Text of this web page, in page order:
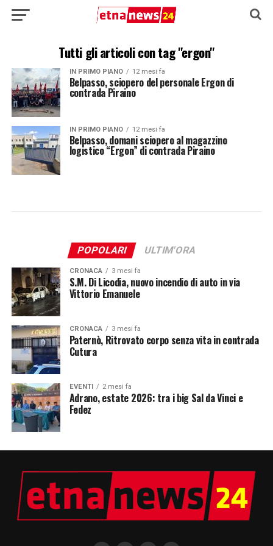
Tutti gli articoli con tag "ergon"
IN PRIMO PIANO 12 mesi fa
Belpasso, sciopero del personale Ergon di
contrada Piraino
IN PRIMO PIANO 12 mesi fa
Belpasso, domani sciopero al magazzino
logistico “Ergon” di contrada Piraino
POPOLARI ULTIM'ORA
CRONACA 3 mesi fa
S.M. Di Licodia, nuovo incendio di auto in via
Vittorio Emanuele
CRONACA 3 mesi fa
Paternò, Ritrovato corpo senza vita in contrada
Cutura
EVENTI 2 mesi fa
Adrano, estate 2026: tra i big Sal da Vinci e
Fedez